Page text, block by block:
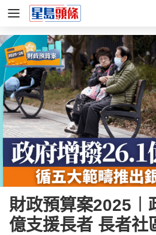
財政預算案2025︱
億支援長者 長者社